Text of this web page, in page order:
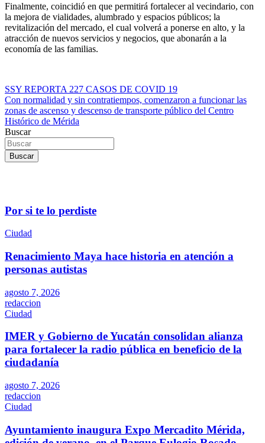
Finalmente, coincidió en que permitirá fortalecer al vecindario, con
la mejora de vialidades, alumbrado y espacios públicos; la
revitalización del mercado, el cual volverá a ponerse en alto, y la
atracción de nuevos servicios y negocios, que abonarán a la
economía de las familias.
Navegación
de
entradas
SSY REPORTA 227 CASOS DE COVID 19
Con normalidad y sin contratiempos, comenzaron a funcionar las
zonas de ascenso y descenso de transporte público del Centro
Histórico de Mérida
Buscar
Buscar
Por si te lo perdiste
Ciudad
Renacimiento Maya hace historia en atención a
personas autistas
agosto 7, 2026
redaccion
Ciudad
IMER y Gobierno de Yucatán consolidan alianza
para fortalecer la radio pública en beneficio de la
ciudadanía
agosto 7, 2026
redaccion
Ciudad
Ayuntamiento inaugura Expo Mercadito Mérida,